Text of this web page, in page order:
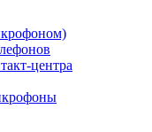
центра